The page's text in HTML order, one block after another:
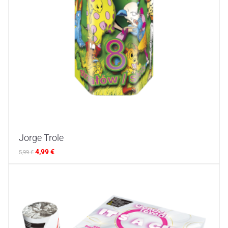
Jorge Trole
5,99€ 4,99€